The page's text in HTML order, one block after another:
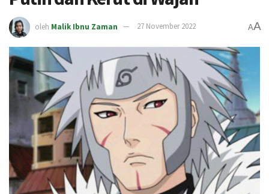
oleh Malik Ibnu Zaman 27 November 2022 AA